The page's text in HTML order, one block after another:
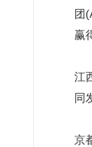
团
赢
江
同
京